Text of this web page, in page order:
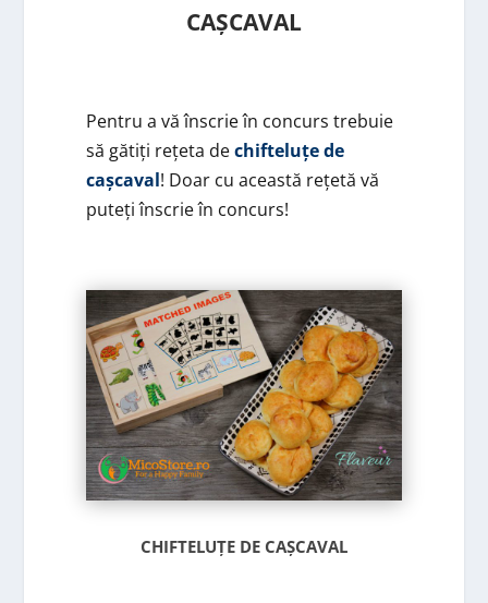
CAȘCAVAL
Pentru a vă înscrie în concurs trebuie
să gătiți rețeta dechifteluțe de
cașcaval! Doar cu această rețetă vă
puteți înscrie în concurs!
CHIFTELUȚE DE CAȘCAVAL